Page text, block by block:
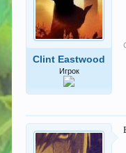
Clint Eastwood
Игрок